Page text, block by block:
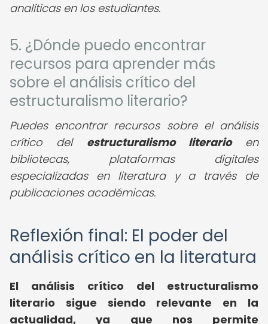
analíticas en los estudiantes.
5. ¿Dónde puedo encontrar
recursos para aprender más
sobre el análisis crítico del
estructuralismo literario?
Puedes encontrar recursos sobre el análisis
crítico del estructuralismo literarioen
bibliotecas, plataformas digitales
especializadas en literatura y a través de
publicaciones académicas.
Reflexión final: El poder del
análisis crítico en la literatura
El análisis crítico del estructuralismo
literario sigue siendo relevante en la
actualidad, ya que nos permite